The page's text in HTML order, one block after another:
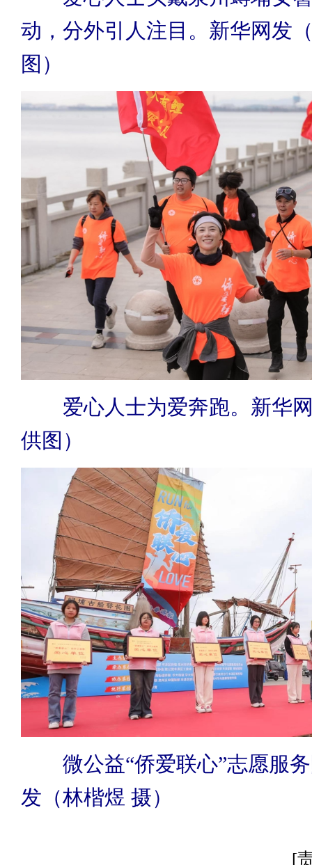
动，分外引人注目。新华网发
图）
爱心人士为爱奔跑。新华网
供图）
微公益“侨爱联心”志愿服务
发（林楷煜 摄）
[